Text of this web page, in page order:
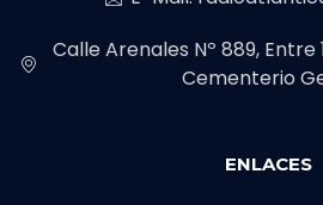
Calle Arenales Nº 889, Entre
Cementerio
ENLACES